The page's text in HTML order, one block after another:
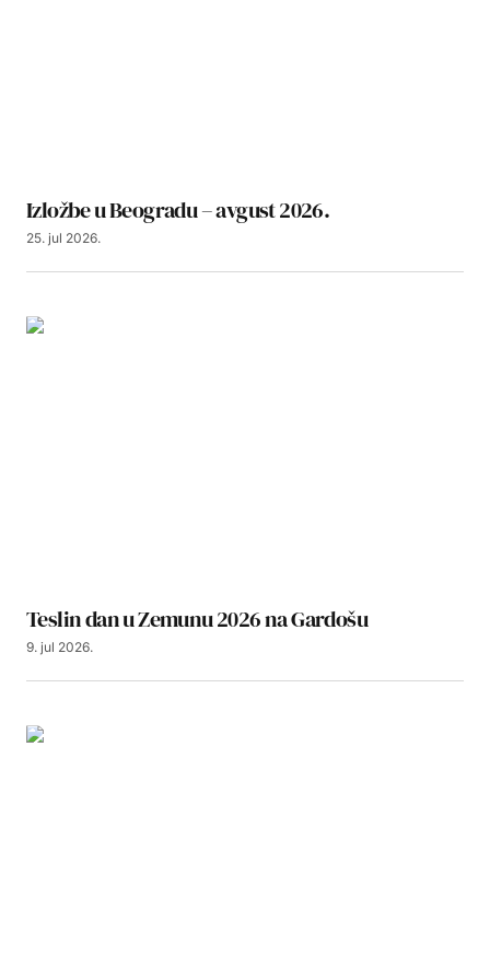
Izložbe u Beogradu – avgust 2026.
25. jul 2026.
Teslin dan u Zemunu 2026 na Gardošu
9. jul 2026.